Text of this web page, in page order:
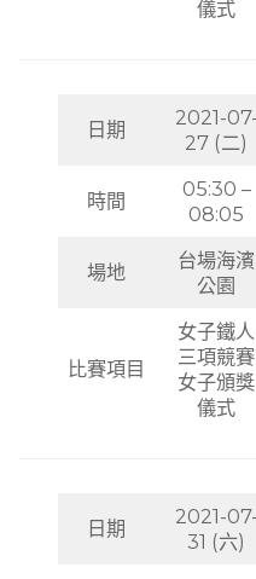
儀式
日期
2021-07-
27 (二)
時間
05:30 –
08:05
場地
台場海濱
公園
比賽項目
女子鐵人
三項競賽
女子頒獎
儀式
日期
2021-07-
31 (六)